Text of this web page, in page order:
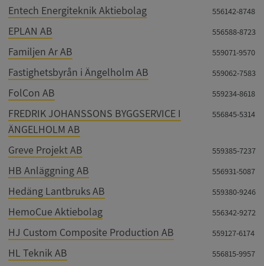
Entech Energiteknik Aktiebolag 556142-8748
EPLAN AB 556588-8723
Familjen Ar AB 559071-9570
Fastighetsbyrån i Ängelholm AB 559062-7583
FolCon AB 559234-8618
FREDRIK JOHANSSONS BYGGSERVICE I
ÄNGELHOLM AB
556845-5314
Greve Projekt AB 559385-7237
HB Anläggning AB 556931-5087
Hedäng Lantbruks AB 559380-9246
HemoCue Aktiebolag 556342-9272
HJ Custom Composite Production AB 559127-6174
HL Teknik AB 556815-9957